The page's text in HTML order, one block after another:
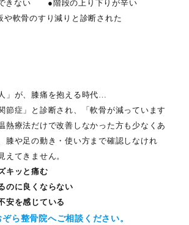
きない ●階段の上り下りが辛い
や軟骨のすり減りと診断された
」が、膝痛を抱える時代…
節症」と診断され、「軟骨が減っています
熱療法だけで改善しなかった方も少なくあ
膝や足の動き・使い方まで確認しなけれ
えてきません。
キッと痛む
のに良くならない
安を感じている
ら整骨院へご相談ください。